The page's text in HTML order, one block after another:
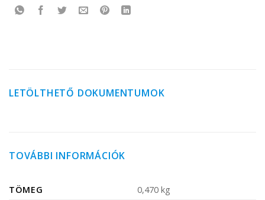
LETÖLTHETŐ DOKUMENTUMOK
TOVÁBBI INFORMÁCIÓK
TÖMEG 0,470 kg